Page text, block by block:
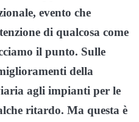
evento che
di qualcosa come
il punto. Sulle
della
agli impianti per le
ritardo. Ma questa è